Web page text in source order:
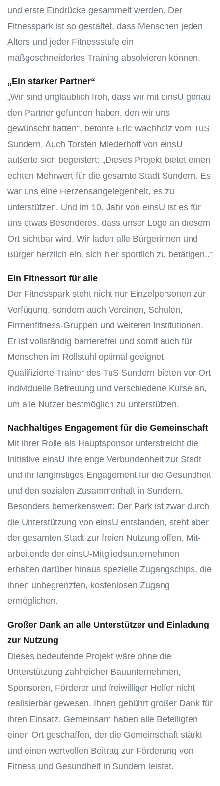
und erste Eindrücke gesammelt werden. Der
Fitnesspark ist so gestaltet, dass Menschen jeden
Alters und jeder Fitnessstufe ein
maßgeschneidertes Training absolvieren können.
„Ein starker Partner“
„Wir sind unglaublich froh, dass wir mit einsU genau
den Partner gefunden haben, den wir uns
gewünscht hatten“, betonte Eric Wachholz vom TuS
Sundern. Auch Torsten Miederhoff von einsU
äußerte sich begeistert: „Dieses Projekt bietet einen
echten Mehrwert für die gesamte Stadt Sundern. Es
war uns eine Herzensangelegenheit, es zu
unterstützen. Und im 10. Jahr von einsU ist es für
uns etwas Besonderes, dass unser Logo an diesem
Ort sichtbar wird. Wir laden alle Bürgerinnen und
Bürger herzlich ein, sich hier sportlich zu betätigen..“
Ein Fitnessort für alle
Der Fitnesspark steht nicht nur Einzelpersonen zur
Verfügung, sondern auch Vereinen, Schulen,
Firmenfitness-Gruppen und weiteren Institutionen.
Er ist vollständig barrierefrei und somit auch für
Menschen im Rollstuhl optimal geeignet.
Qualifizierte Trainer des TuS Sundern bieten vor Ort
in­dividuelle Betreuung und verschiedene Kurse an,
um alle Nutzer bestmöglich zu unterstützen.
Nachhaltiges Engagement für die Gemeinschaft
Mit ihrer Rolle als Hauptsponsor unterstreicht die
Initiative einsU ihre enge Verbundenheit zur Stadt
und ihr langfristiges Engagement für die Gesundheit
und den sozialen Zusammenhalt in Sundern.
Besonders bemerkenswert: Der Park ist zwar durch
die Unterstützung von einsU entstanden, steht aber
der gesamten Stadt zur freien Nutzung offen. Mit­
arbeitende der einsU-Mitgliedsunternehmen
erhalten darüber hinaus spezielle Zugangschips, die
ihnen unbegrenzten, kostenlosen Zugang
ermöglichen.
Großer Dank an alle Unterstützer und Einladung
zur Nutzung
Dieses bedeutende Projekt wäre ohne die
Unterstützung zahlreicher Bauunternehmen,
Sponsoren, Förderer und freiwilliger Helfer nicht
realisierbar gewesen. Ihnen gebührt großer Dank für
ihren Einsatz. Gemeinsam haben alle Beteiligten
einen Ort geschaffen, der die Gemeinschaft stärkt
und einen wertvollen Beitrag zur Förderung von
Fitness und Gesundheit in Sundern leistet.